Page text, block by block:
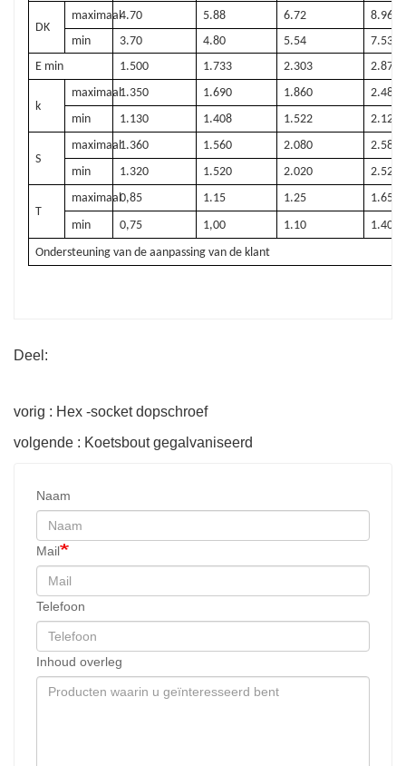
DK
maximaal4.70 5.88 6.72
8.96
min
3.70 4.80 5.54
7.53
E min
1.500 1.733 2.303 2.873
k
maximaal1.350 1.690 1.860
2.480
min
1.130 1.408 1.522 2.121
S
maximaal1.360 1.560 2.080
2.580
min
1.320 1.520 2.020 2.520
T
maximaal0,85 1.15 1.25
1.65
min
0,75 1,00 1.10
1.40
Ondersteuning van de aanpassing van de klant
Deel:
vorig : Hex -socket dopschroef
volgende : Koetsbout gegalvaniseerd
Naam
Mail
Telefoon
Inhoud overleg